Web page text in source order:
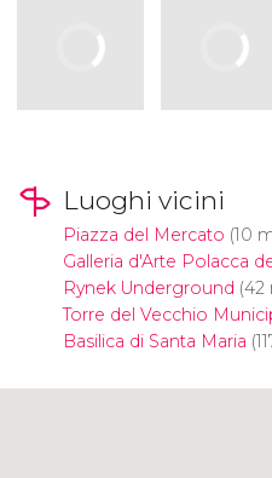
Luoghi vicini
Piazza del Mercato (10
Galleria d'Arte Polacca
Rynek Underground (42
Torre del Vecchio
Basilica di Santa Maria